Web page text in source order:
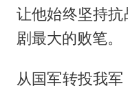
让他始终坚持
剧最大的败笔。
从国军转投我军